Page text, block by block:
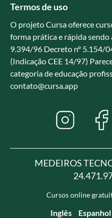
Termos de uso
O projeto Cursa oferece
forma prática e rápida sendo
9.394/96 Decreto nº 5.154/
(Indicação CEE 14/97)
categoria de educação
contato@cursa.app
MEDEIROS
Cursos online
Inglês Espanhol